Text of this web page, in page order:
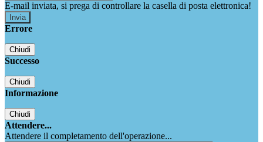
E-mail inviata, si prega di controllare la casella di posta elettronica!
Errore
Chiudi
Successo
Chiudi
Informazione
Chiudi
Attendere...
Attendere il completamento dell'operazione...